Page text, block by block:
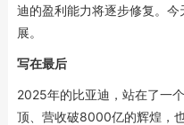
迪的盈利能力将逐步修复。
展。
写在最后
2025年的比亚迪，站在了一
顶、营收破8000亿的辉煌，